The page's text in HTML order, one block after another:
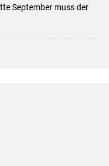
September muss der